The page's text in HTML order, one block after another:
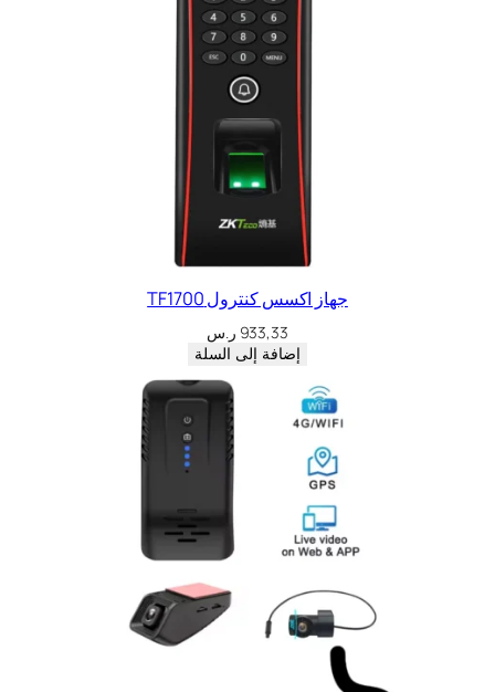
جهاز اكسس كنترول TF1700
933,33 ر.س
إضافة إلى السلة